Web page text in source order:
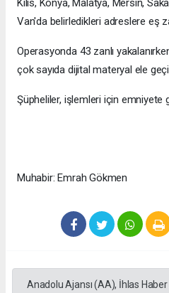
Kilis, Konya, Malatya, Mersin,
Van'da belirledikleri adreslere eş
Operasyonda 43 zanlı
çok sayıda dijital materyal ele
Şüpheliler, işlemleri için emniyete
Muhabir: Emrah Gökmen
Anadolu Ajansı (AA), İhlas